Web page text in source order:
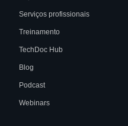
Serviços profissionais
Treinamento
TechDoc Hub
Blog
Podcast
Webinars